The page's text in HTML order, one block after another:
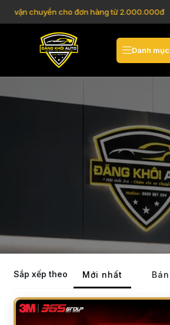
vận chuyển cho đơn hàng từ 2.000.000đ
Danh mục
Sắp xếp theo Mới nhất